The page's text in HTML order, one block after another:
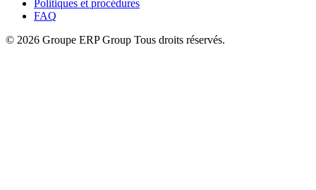
Politiques et procédures
FAQ
© 2026 Groupe ERP Group Tous droits réservés.